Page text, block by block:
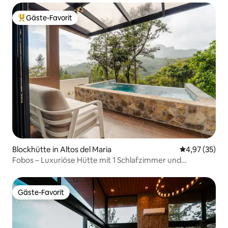
Beliebter Gäste-Favorit.
Gäste-Favorit
Blockhütte in Altos del Maria
4,97 (35)
Fobos – Luxuriöse Hütte mit 1 Schlafzimmer und
Gäste-Favorit
Gäste-Favorit